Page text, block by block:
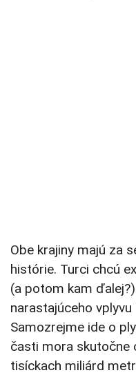
Obe krajiny majú za
histórie. Turci chcú
(a potom kam
narastajúceho
Samozrejme ide o
časti mora skutočne
tisíckach miliárd